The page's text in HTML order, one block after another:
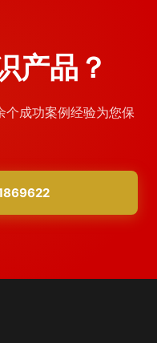
产品？
成功案例经验为您保